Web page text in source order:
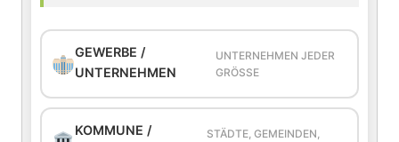
GEWERBE /
UNTERNEHMEN
UNTERNEHMEN JEDER
GRÖSSE
KOMMUNE /
STÄDTE, GEMEINDEN,